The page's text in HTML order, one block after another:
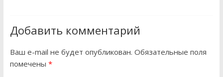
Добавить комментарий
Ваш e-mail не будет опубликован. Обязательные поля
помечены *